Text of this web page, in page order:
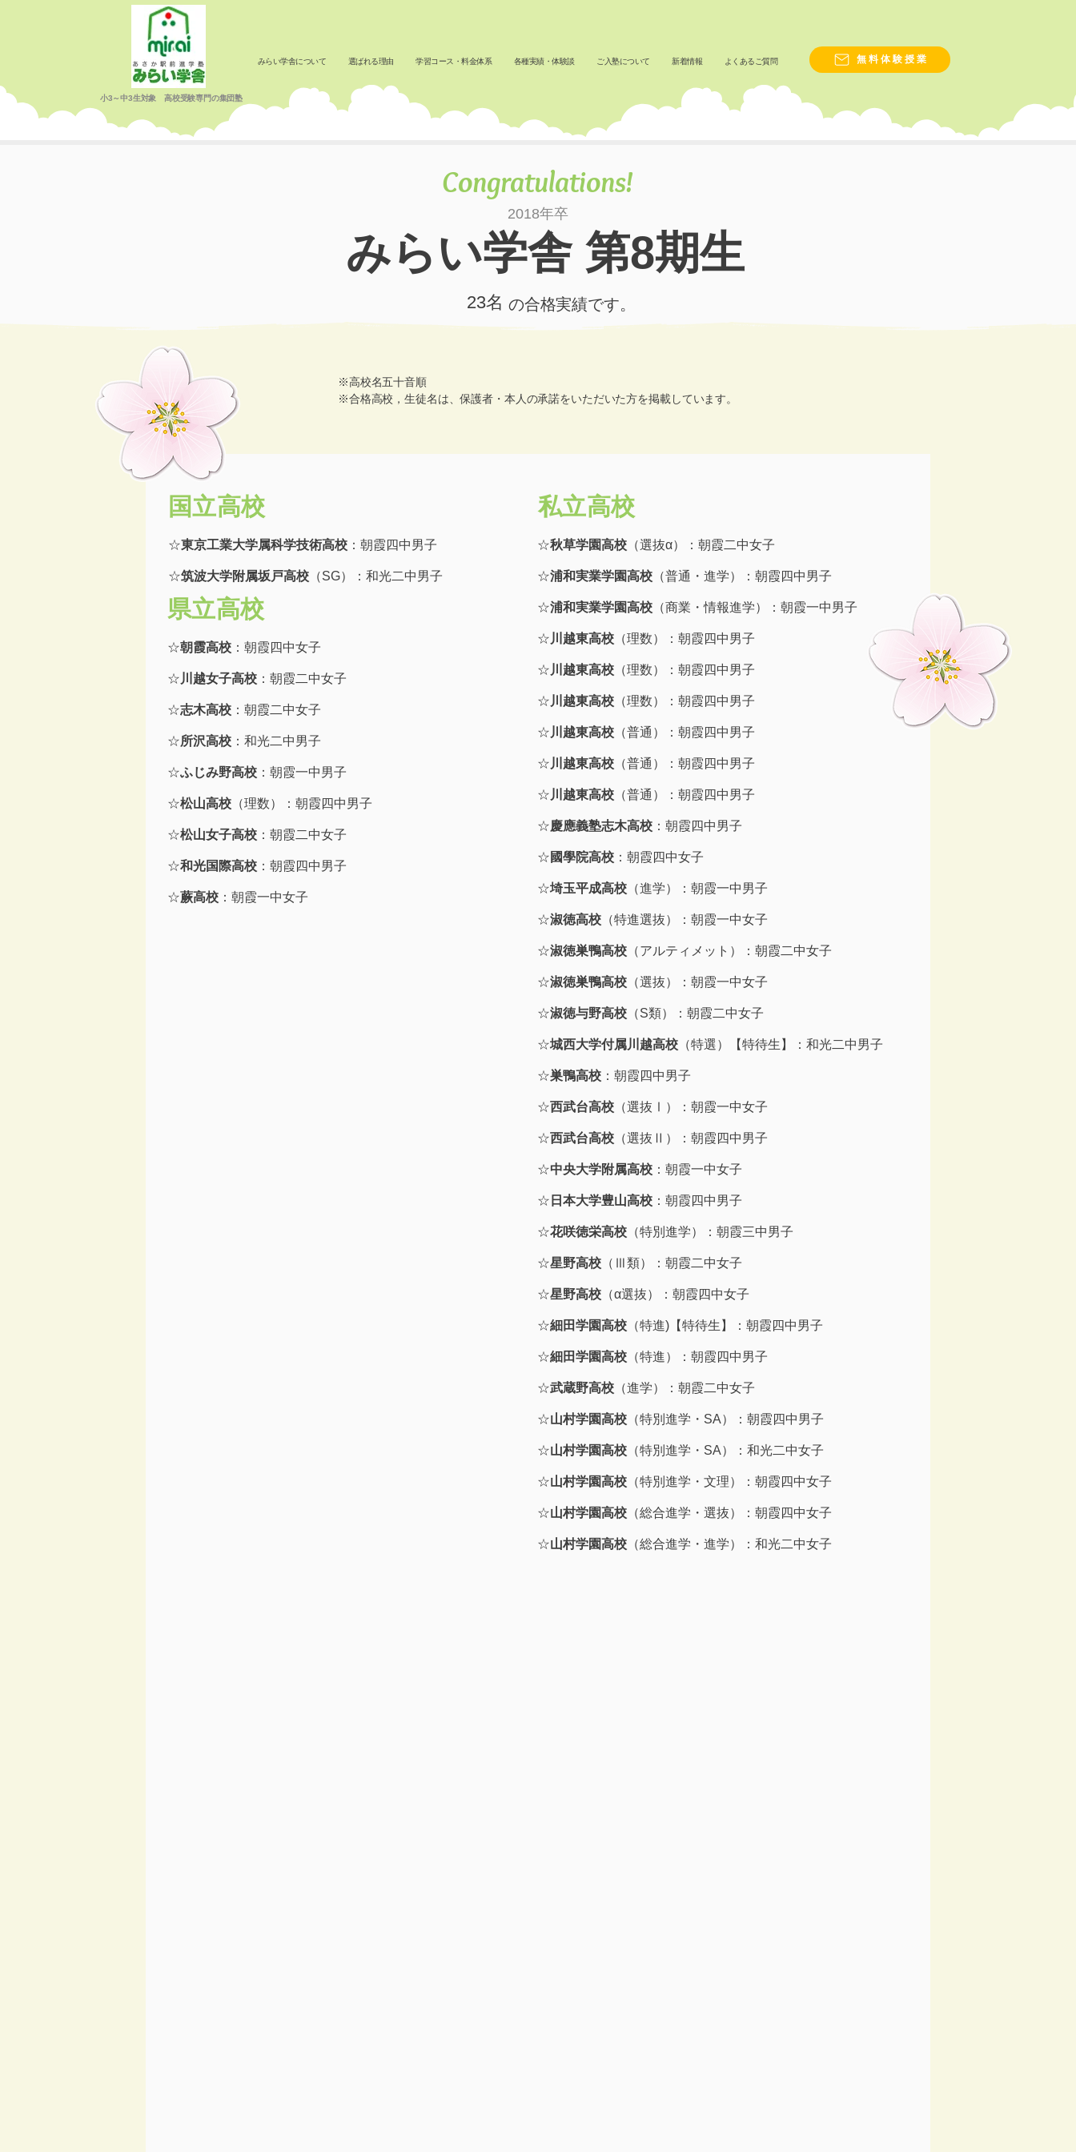
みらい学舎について 選ばれる理由 学習コース・料金体系 各種実績・体験談 ご入塾について 新着情報 よくあるご質問 無料体験授業
小3～中3生対象 高校受験専門の集団塾
Congratulations!
みらい学舎 第8期生
2018年卒
23名 ​の合格実績です。
※高校名五十音順
※合格高校，生徒名は、保護者・本人の承諾をいただいた方を掲載しています。
国立高校
☆東京工業大学属科学技術高校 ：朝霞四中男子
☆筑波大学附属坂戸高校 （SG）：和光二中男子
県立高校
☆朝霞高校 ：朝霞四中女子
☆ 川越女子高校 ：朝霞二中女子
☆志木高校 ：朝霞二中女子
☆所沢高校 ：和光二中男子
☆ふじみ野高校 ：朝霞一中男子
☆松山高校 （理数）：朝霞四中男子
☆松山女子高校 ：朝霞二中女子
☆和光国際高校 ：朝霞四中男子
☆蕨高校 ：朝霞一中女子
私立高校
☆秋草学園高校 （選抜α）：朝霞二中女子
☆浦和実業学園高校 （普通・進学）：朝霞四中男子
☆浦和実業学園高校 （商業・情報進学）：朝霞一中男子
☆ 川越東高校 （理数）：朝霞四中男子
☆ 川越東高校 （理数）：朝霞四中男子
☆ 川越東高校 （理数）：朝霞四中男子
☆ 川越東高校 （普通）：朝霞四中男子
☆ 川越東高校 （普通）：朝霞四中男子
☆ 川越東高校 （普通）：朝霞四中男子
☆慶應義塾志木高校 ：朝霞四中男子
☆ 國學院高校 ：朝霞四中女子
☆埼玉平成高校 （進学）：朝霞一中男子
☆淑徳高校 （特進選抜）：朝霞一中女子
☆淑徳巣鴨高校 （アルティメット）：朝霞二中女子
☆淑徳巣鴨高校 （選抜）：朝霞一中女子
☆淑徳与野高校 （S類）：朝霞二中女子
☆城西大学付属川越高校 （特選）【特待生】：和光二中男子
☆巣鴨高校 ：朝霞四中男子
☆西武台高校 （選抜Ⅰ）：朝霞一中女子
☆西武台高校 （選抜Ⅱ）：朝霞四中男子
☆中央大学附属高校 ：朝霞一中女子
☆ 日本大学豊山高校 ：朝霞四中男子
☆花咲徳栄高校 （特別進学）：朝霞三中男子
☆星野高校 （Ⅲ類）：朝霞二中女子
☆星野高校 （α選抜）：朝霞四中女子
☆細田学園高校 （特進)【特待生】：朝霞四中男子
☆細田学園高校 （特進）：朝霞四中男子
☆武蔵野高校 （進学）：朝霞二中女子
☆山村学園高校 （特別進学・SA）：朝霞四中男子
☆山村学園高校 （特別進学・SA）：和光二中女子
☆山村学園高校 （特別進学・文理）：朝霞四中女子
☆山村学園高校 （総合進学・選抜）：朝霞四中女子
☆山村学園高校 （総合進学・進学）：和光二中女子